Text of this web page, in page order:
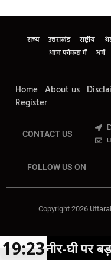
राज्य उत्तराखंड राष्ट्रीय
आज फोकस में
धर्म
Home About us
Register
CONTACT US
FOLLOW US ON
Copyright 2026
बड़ा एक्शन, धामी
19:23